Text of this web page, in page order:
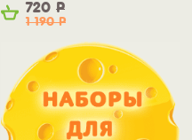
720 Р
1 190Р